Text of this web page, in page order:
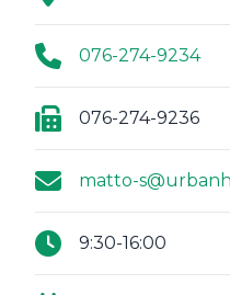
076-274-9234
076-274-9236
matto-
9:30-16:00